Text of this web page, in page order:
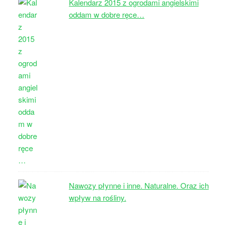
Kalendarz 2015 z ogrodami angielskimi
oddam w dobre ręce…
Nawozy płynne i inne. Naturalne. Oraz ich
wpływ na rośliny.